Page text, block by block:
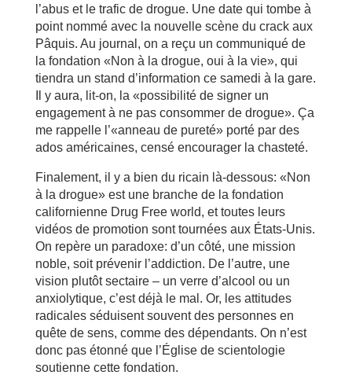
l’abus et le trafic de drogue. Une date qui tombe à
point nommé avec la nouvelle scène du crack aux
Pâquis. Au journal, on a reçu un communiqué de
la fondation «Non à la drogue, oui à la vie», qui
tiendra un stand d’information ce samedi à la gare.
Il y aura, lit-on, la «possibilité de signer un
engagement à ne pas consommer de drogue». Ça
me rappelle l’«anneau de pureté» porté par des
ados américaines, censé encourager la chasteté.
Finalement, il y a bien du ricain là-dessous: «Non
à la drogue» est une branche de la fondation
californienne Drug Free world, et toutes leurs
vidéos de promotion sont tournées aux États-Unis.
On repère un paradoxe: d’un côté, une mission
noble, soit prévenir l’addiction. De l’autre, une
vision plutôt sectaire – un verre d’alcool ou un
anxiolytique, c’est déjà le mal. Or, les attitudes
radicales séduisent souvent des personnes en
quête de sens, comme des dépendants. On n’est
donc pas étonné que l’Église de scientologie
soutienne cette fondation.